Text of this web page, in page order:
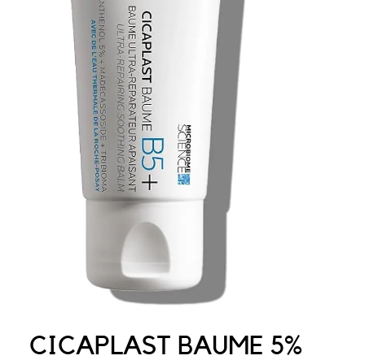
CICAPLAST BAUME 5%